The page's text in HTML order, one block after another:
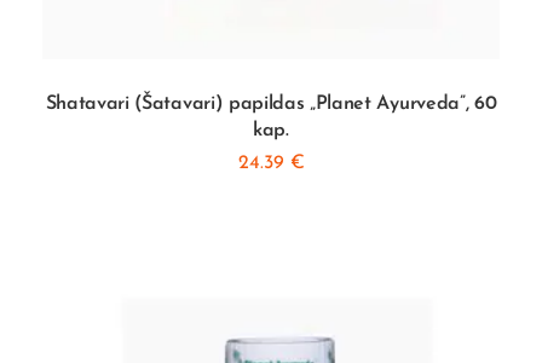
Shatavari (Šatavari) papildas „Planet Ayurveda”, 60
kap.
24.39 €